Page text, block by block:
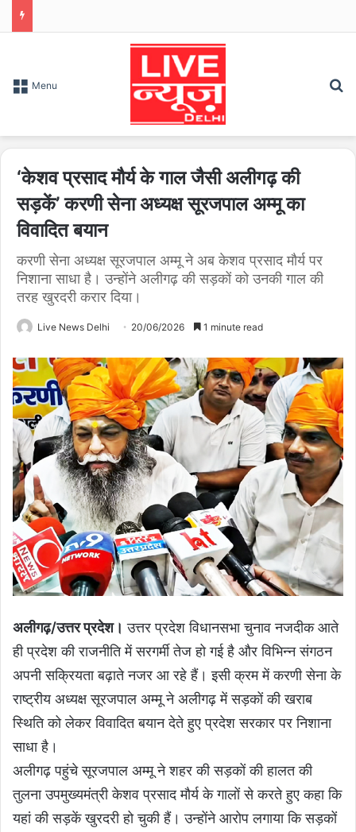
Menu
‘केशव प्रसाद मौर्य के गाल जैसी अलीगढ़ की
सड़कें’ करणी सेना अध्यक्ष सूरजपाल अम्मू का
विवादित बयान
करणी सेना अध्यक्ष सूरजपाल अम्मू ने अब केशव प्रसाद मौर्य पर
निशाना साधा है। उन्होंने अलीगढ़ की सड़कों को उनकी गाल की
तरह खुरदरी करार दिया।
Live News Delhi 20/06/2026 1 minute read
अलीगढ़/उत्तर प्रदेश। उत्तर प्रदेश विधानसभा चुनाव नजदीक आते
ही प्रदेश की राजनीति में सरगर्मी तेज हो गई है और विभिन्न संगठन
अपनी सक्रियता बढ़ाते नजर आ रहे हैं। इसी क्रम में करणी सेना के
राष्ट्रीय अध्यक्ष सूरजपाल अम्मू ने अलीगढ़ में सड़कों की खराब
स्थिति को लेकर विवादित बयान देते हुए प्रदेश सरकार पर निशाना
साधा है।
अलीगढ़ पहुंचे सूरजपाल अम्मू ने शहर की सड़कों की हालत की
तुलना उपमुख्यमंत्री केशव प्रसाद मौर्य के गालों से करते हुए कहा कि
यहां की सड़कें खुरदरी हो चुकी हैं। उन्होंने आरोप लगाया कि सड़कों